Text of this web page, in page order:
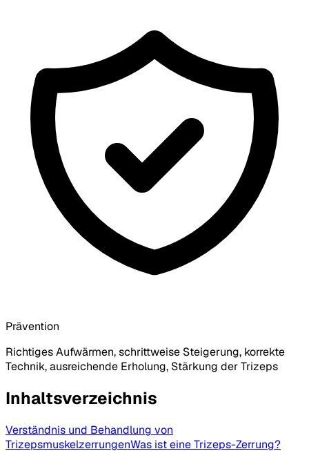
Prävention
Richtiges Aufwärmen, schrittweise Steigerung, korrekte
Technik, ausreichende Erholung, Stärkung der Trizeps
Inhaltsverzeichnis
Verständnis und Behandlung von
TrizepsmuskelzerrungenWas ist eine Trizeps-Zerrung?